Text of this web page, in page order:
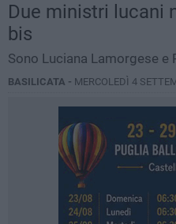
Due ministri lucani
bis
Sono Luciana Lamorgese e
BASILICATA - MERCOLEDÌ 4